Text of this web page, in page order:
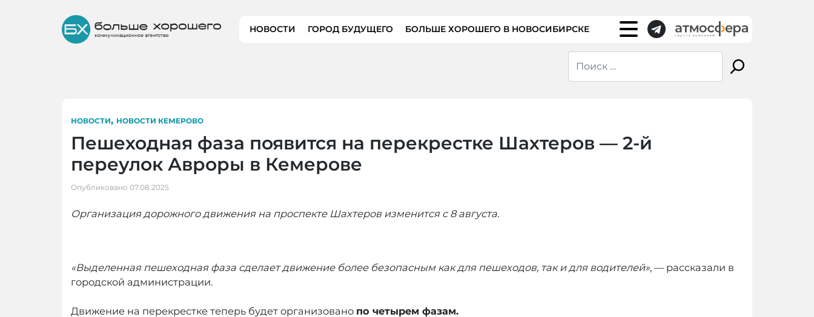
НОВОСТИ ГОРОД БУДУЩЕГО БОЛЬШЕ ХОРОШЕГО В НОВОСИБИРСКЕ
НОВОСТИ, НОВОСТИ КЕМЕРОВО
Пешеходная фаза появится на перекрестке Шахтеров — 2-й
переулок Авроры в Кемерове
Опубликовано 07.08.2025
Организация дорожного движения на проспекте Шахтеров изменится с 8 августа.
«Выделенная пешеходная фаза сделает движение более безопасным как для пешеходов, так и для водителей», — рассказали в
городской администрации.
Движение на перекрестке теперь будет организовано по четырем фазам.